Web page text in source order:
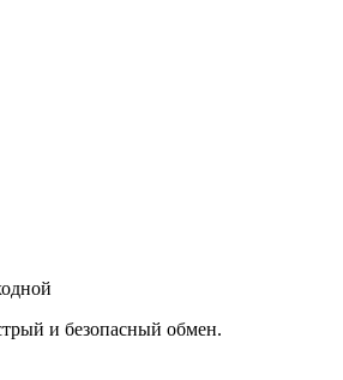
и безопасный обмен.